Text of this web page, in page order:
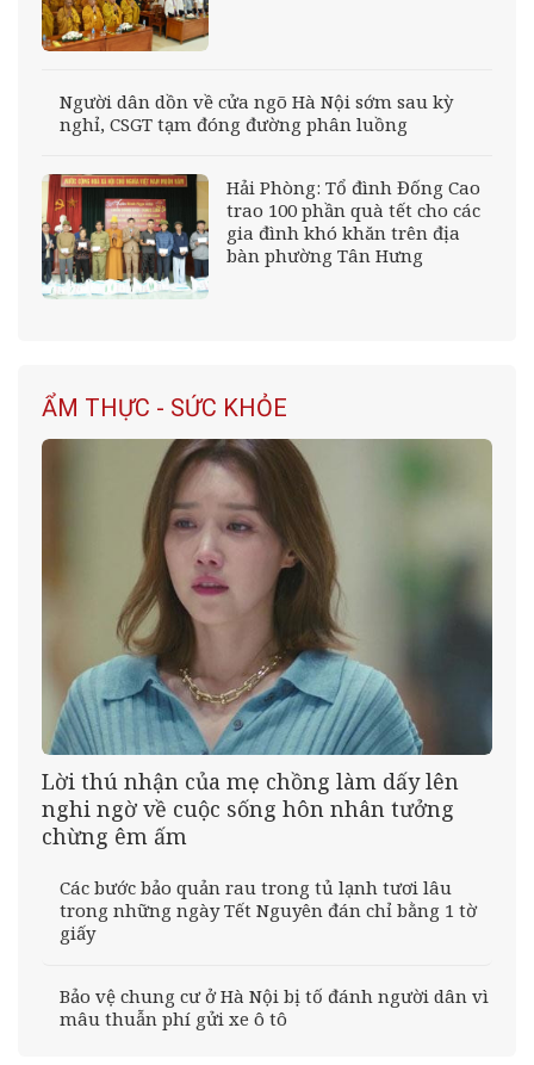
Người dân dồn về cửa ngõ Hà Nội sớm sau kỳ
nghỉ, CSGT tạm đóng đường phân luồng
Hải Phòng: Tổ đình Đống Cao
trao 100 phần quà tết cho các
gia đình khó khăn trên địa
bàn phường Tân Hưng
ẨM THỰC - SỨC KHỎE
Lời thú nhận của mẹ chồng làm dấy lên
nghi ngờ về cuộc sống hôn nhân tưởng
chừng êm ấm
Các bước bảo quản rau trong tủ lạnh tươi lâu
trong những ngày Tết Nguyên đán chỉ bằng 1 tờ
giấy
Bảo vệ chung cư ở Hà Nội bị tố đánh người dân vì
mâu thuẫn phí gửi xe ô tô